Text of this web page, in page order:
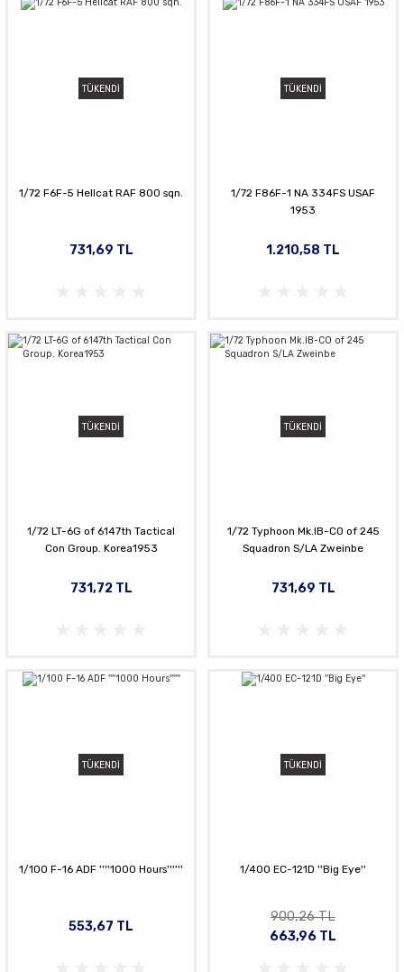
TÜKENDİ
1/72 F6F-5 Hellcat RAF 800 sqn.
731,69 TL
TÜKENDİ
1/72 F86F-1 NA 334FS USAF
1953
1.210,58 TL
TÜKENDİ
1/72 LT-6G of 6147th Tactical
Con Group. Korea1953
731,72 TL
TÜKENDİ
1/72 Typhoon Mk.lB-CO of 245
Squadron S/LA Zweinbe
731,69 TL
TÜKENDİ
1/100 F-16 ADF ''''1000 Hours''''''
553,67 TL
TÜKENDİ
1/400 EC-121D ''Big Eye''
900,26 TL
663,96 TL